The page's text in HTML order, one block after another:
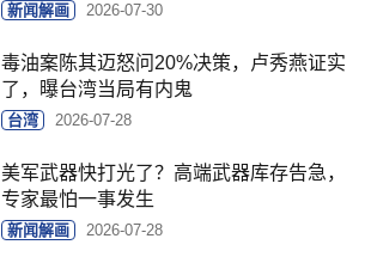
新闻解画 2026-07-30
毒油案陈其迈怒问20%决策，卢秀燕证实
了，曝台湾当局有内鬼
台湾 2026-07-28
美军武器快打光了？高端武器库存告急，
专家最怕一事发生
新闻解画 2026-07-28